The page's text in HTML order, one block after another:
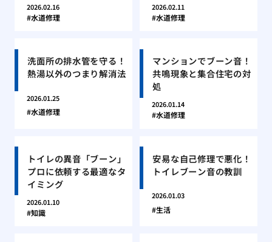
2026.02.16
水道修理
2026.02.11
水道修理
洗面所の排水管を守る！
熱湯以外のつまり解消法
2026.01.25
水道修理
マンションでブーン音！
共鳴現象と集合住宅の対
処
2026.01.14
水道修理
トイレの異音「ブーン」
プロに依頼する最適なタ
イミング
2026.01.10
知識
安易な自己修理で悪化！
トイレブーン音の教訓
2026.01.03
生活